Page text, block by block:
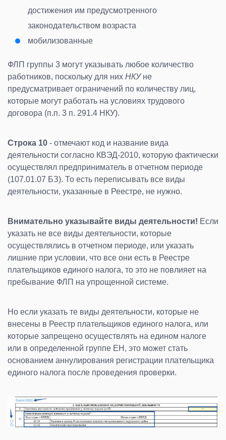
достижения им предусмотренного
законодательством возраста
мобилизованные
ФЛП группы 3 могут указывать любое количество
работников, поскольку для них НКУне
предусматривает ограничений по количеству лиц,
которые могут работать на условиях трудового
договора (п.п. 3 п. 291.4 НКУ).
Строка 10 - отмечают код и название вида
деятельности согласно КВЭД-2010, которую фактически
осуществлял предприниматель в отчетном периоде
(107.01.07 БЗ). То есть переписывать все виды
деятельности, указанные в Реестре, не нужно.
Внимательно указывайте виды деятельности! Если
указать не все виды деятельности, которые
осуществлялись в отчетном периоде, или указать
лишние при условии, что все они есть в Реестре
плательщиков единого налога, то это не повлияет на
пребывание ФЛП на упрощенной системе.
Но если указать те виды деятельности, которые не
внесены в Реестр плательщиков единого налога, или
которые запрещено осуществлять на едином налоге
или в определенной группе ЕН, это может стать
основанием аннулирования регистрации плательщика
единого налога после проведения проверки.